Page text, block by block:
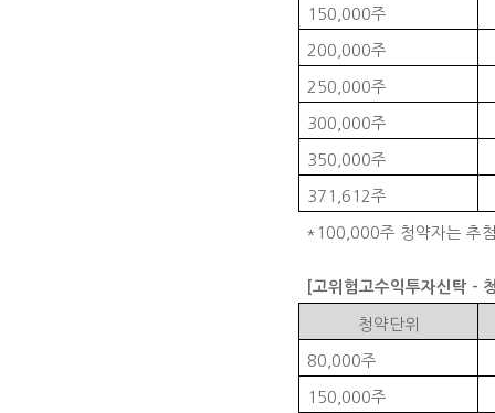
150,000주
200,000주
250,000주
300,000주
350,000주
371,612주
*100,000주 청약자는 추
고위험고수익투자신탁-
청약단위
80,000주
150,000주